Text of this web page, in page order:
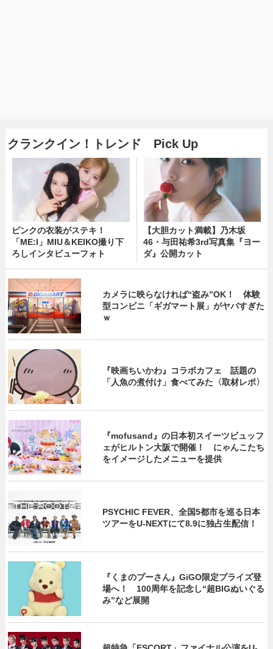
クランクイン！トレンド Pick Up
ピンクの衣装がステキ！
「ME:I」MIU＆KEIKO撮り下
ろしインタビューフォト
【大胆カット満載】乃木坂
46・与田祐希3rd写真集『ヨー
ダ』公開カット
カメラに映らなければ“盗み”OK！ 体験
型コンビニ「ギガマート展」がヤバすぎた
ｗ
『映画ちいかわ』コラボカフェ 話題の
「人魚の煮付け」食べてみた〈取材レポ〉
『mofusand』の日本初スイーツビュッフ
ェがヒルトン大阪で開催！ にゃんこたち
をイメージしたメニューを提供
PSYCHIC FEVER、全国5都市を巡る日本
ツアーをU‐NEXTにて8.9に独占生配信！
『くまのプーさん』GiGO限定プライズ登
場へ！ 100周年を記念し“超BIGぬいぐる
み”など展開